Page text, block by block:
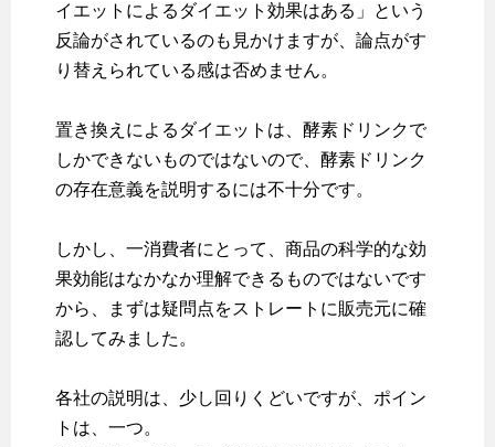
イエットによるダイエット効果はある」という
反論がされているのも見かけますが、論点がす
り替えられている感は否めません。
置き換えによるダイエットは、酵素ドリンクで
しかできないものではないので、酵素ドリンク
の存在意義を説明するには不十分です。
しかし、一消費者にとって、商品の科学的な効
果効能はなかなか理解できるものではないです
から、まずは疑問点をストレートに販売元に確
認してみました。
各社の説明は、少し回りくどいですが、ポイン
トは、一つ。